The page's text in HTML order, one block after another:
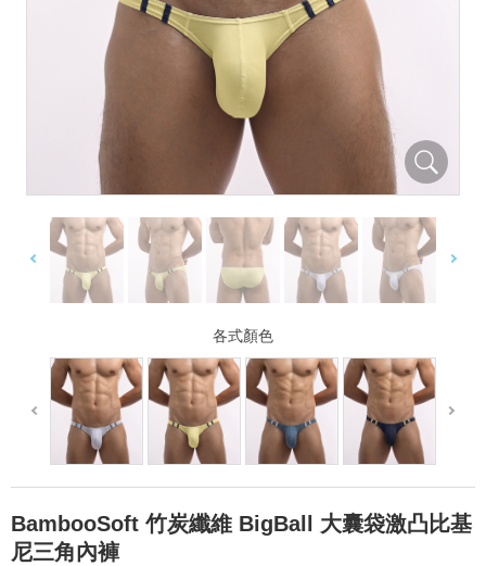
各式顏色
BambooSoft 竹炭纖維 BigBall 大囊袋激凸比基
尼三角內褲